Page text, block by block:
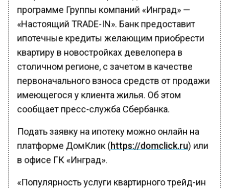
программе Группы компаний «Инград» —
«Настоящий TRADE-IN». Банк предоставит
ипотечные кредиты желающим приобрести
квартиру в новостройках девелопера в
столичном регионе, с зачетом в качестве
первоначального взноса средств от продажи
имеющегося у клиента жилья. Об этом
сообщает пресс-служба Сбербанка.
Подать заявку на ипотеку можно онлайн на
платформе ДомКлик (https://domclick.ru) или
в офисе ГК «Инград».
«Популярность услуги квартирного трейд-ин